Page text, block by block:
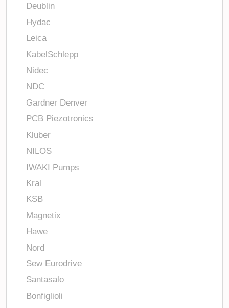
Deublin
Hydac
Leica
KabelSchlepp
Nidec
NDC
Gardner Denver
PCB Piezotronics
Kluber
NILOS
IWAKI Pumps
Kral
KSB
Magnetix
Hawe
Nord
Sew Eurodrive
Santasalo
Bonfiglioli